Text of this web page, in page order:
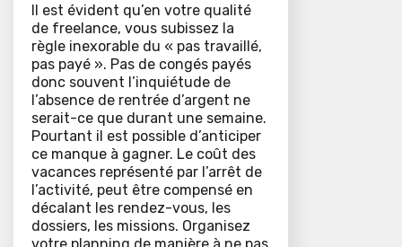
Il est évident qu’en votre qualité
de freelance, vous subissez la
règle inexorable du « pas travaillé,
pas payé ». Pas de congés payés
donc souvent l’inquiétude de
l’absence de rentrée d’argent ne
serait-ce que durant une semaine.
Pourtant il est possible d’anticiper
ce manque à gagner. Le coût des
vacances représenté par l’arrêt de
l’activité, peut être compensé en
décalant les rendez-vous, les
dossiers, les missions. Organisez